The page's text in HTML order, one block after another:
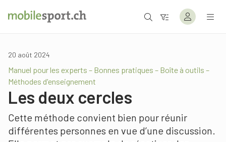
20 août 2024
Manuel pour les experts – Bonnes pratiques – Boîte à outils –
Méthodes d'enseignement
Les deux cercles
Cette méthode convient bien pour réunir
différentes personnes en vue d’une discussion.